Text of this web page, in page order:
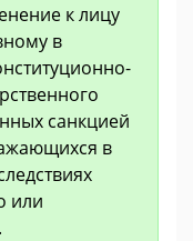
к лицу
в
санкцией
в
или